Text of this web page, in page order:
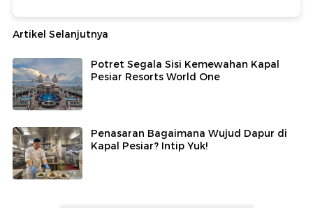
Artikel Selanjutnya
Potret Segala Sisi Kemewahan Kapal
Pesiar Resorts World One
Penasaran Bagaimana Wujud Dapur di
Kapal Pesiar? Intip Yuk!